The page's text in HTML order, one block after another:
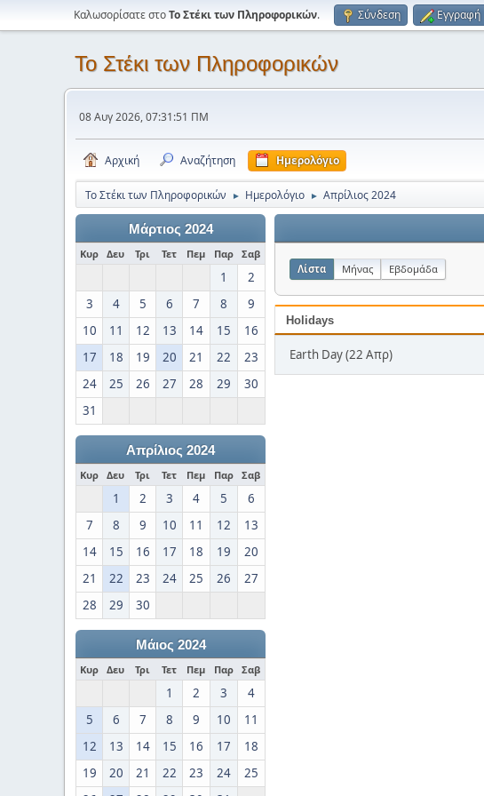
Καλωσορίσατε στοΤο Στέκι των Πληροφορικών. Σύνδεση Εγγραφή
Το Στέκι των Πληροφορικών
08 Αυγ 2026, 07:31:51 ΠΜ
Αρχική Αναζήτηση Ημερολόγιο
Το Στέκι των Πληροφορικών ► Ημερολόγιο ► Απρίλιος 2024
Μάρτιος 2024
Κυρ Δευ Τρι Τετ Πεμ Παρ Σαβ
1
2
3
4 5 6 7 8
9
10
11 12 13 14 15
16
17
18 19 20 21 22
23
24
25 26 27 28 29
30
31
Απρίλιος 2024
Κυρ Δευ Τρι Τετ Πεμ Παρ Σαβ
1 2 3 4 5
6
7
8 9 10 11 12
13
14
15 16 17 18 19
20
21
22 23 24 25 26
27
28
29 30
Μάιος 2024
Κυρ Δευ Τρι Τετ Πεμ Παρ Σαβ
1 2 3
4
5
6 7 8 9 10
11
12
13 14 15 16 17
18
19
20 21 22 23 24
25
Λίστα Μήνας Εβδομάδα
Holidays
Earth Day (22 Απρ)